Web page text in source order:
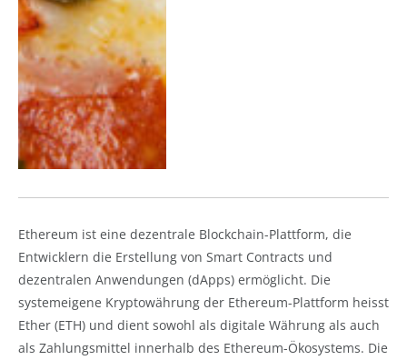
Ethereum ist eine dezentrale Blockchain-Plattform, die
Entwicklern die Erstellung von Smart Contracts und
dezentralen Anwendungen (dApps) ermöglicht. Die
systemeigene Kryptowährung der Ethereum-Plattform heisst
Ether (ETH) und dient sowohl als digitale Währung als auch
als Zahlungsmittel innerhalb des Ethereum-Ökosystems. Die